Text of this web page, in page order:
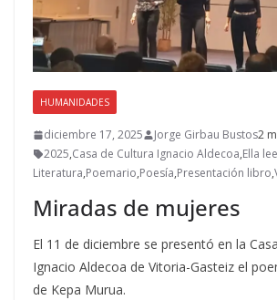
HUMANIDADES
diciembre 17, 2025 Jorge Girbau Bustos2
2025,Casa de Cultura Ignacio Aldecoa,Ella lee
Literatura,Poemario,Poesía,Presentación libro,
Miradas de mujeres
El 11 de diciembre se presentó en la
Ignacio Aldecoa de Vitoria-Gasteiz el
de Kepa Murua.